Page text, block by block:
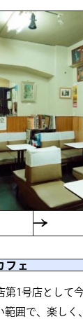
フェ
第1号店として
範囲で、楽しく